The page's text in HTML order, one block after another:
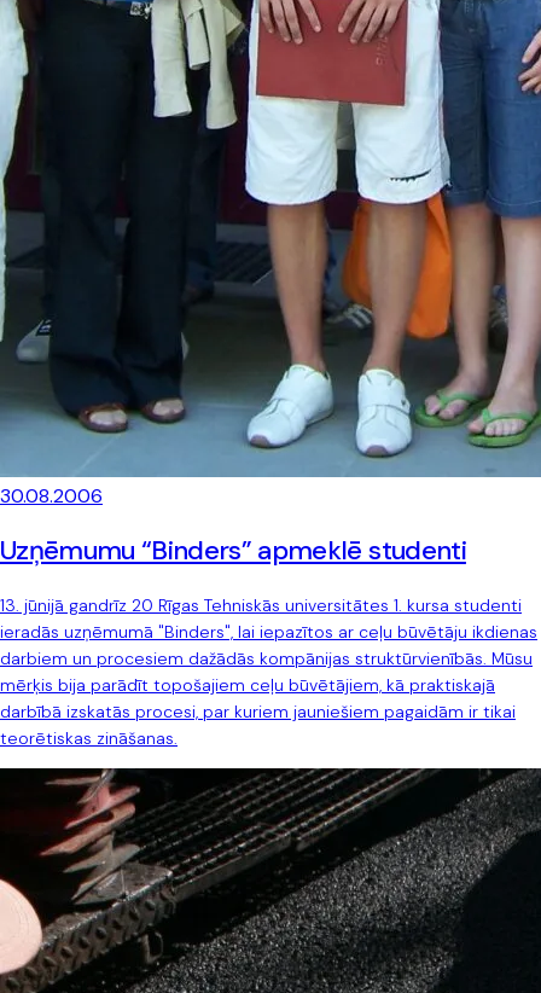
30.08.2006
Uzņēmumu “Binders” apmeklē studenti
13. jūnijā gandrīz 20 Rīgas Tehniskās universitātes 1. kursa studenti
ieradās uzņēmumā "Binders", lai iepazītos ar ceļu būvētāju ikdienas
darbiem un procesiem dažādās kompānijas struktūrvienībās. Mūsu
mērķis bija parādīt topošajiem ceļu būvētājiem, kā praktiskajā
darbībā izskatās procesi, par kuriem jauniešiem pagaidām ir tikai
teorētiskas zināšanas.